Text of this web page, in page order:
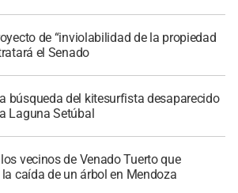
de “inviolabilidad de la propiedad
el Senado
búsqueda del kitesurfista desaparecido
Laguna Setúbal
vecinos de Venado Tuerto que
caída de un árbol en Mendoza